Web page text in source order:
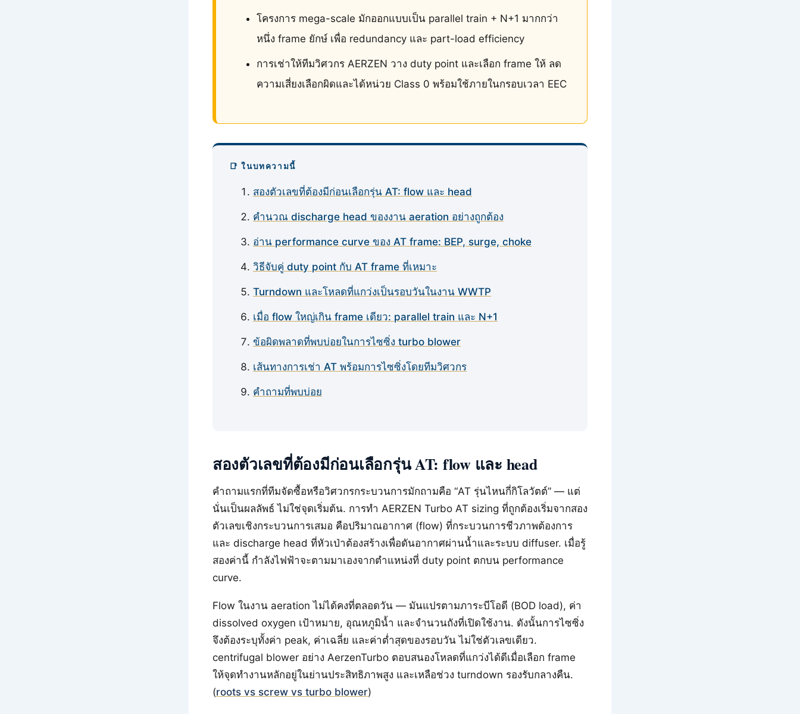
โครงการ mega-scale มักออกแบบเป็น parallel train + N+1 มากกว่า
หนึ่ง frame ยักษ์ เพื่อ redundancy และ part-load efficiency
การเช่าให้ทีมวิศวกร AERZEN วาง duty point และเลือก frame ให้ ลด
ความเสี่ยงเลือกผิดและได้หน่วย Class 0 พร้อมใช้ภายในกรอบเวลา EEC
📑 ในบทความนี้
สองตัวเลขที่ต้องมีก่อนเลือกรุ่น AT: flow และ head
คำนวณ discharge head ของงาน aeration อย่างถูกต้อง
อ่าน performance curve ของ AT frame: BEP, surge, choke
วิธีจับคู่ duty point กับ AT frame ที่เหมาะ
Turndown และโหลดที่แกว่งเป็นรอบวันในงาน WWTP
เมื่อ flow ใหญ่เกิน frame เดียว: parallel train และ N+1
ข้อผิดพลาดที่พบบ่อยในการไซซิ่ง turbo blower
เส้นทางการเช่า AT พร้อมการไซซิ่งโดยทีมวิศวกร
คำถามที่พบบ่อย
สองตัวเลขที่ต้องมีก่อนเลือกรุ่น AT: flow และ head
คำถามแรกที่ทีมจัดซื้อหรือวิศวกรกระบวนการมักถามคือ “AT รุ่นไหนกี่กิโลวัตต์” — แต่
นั่นเป็นผลลัพธ์ ไม่ใช่จุดเริ่มต้น. การทำ AERZEN Turbo AT sizing ที่ถูกต้องเริ่มจากสอง
ตัวเลขเชิงกระบวนการเสมอ คือปริมาณอากาศ (flow) ที่กระบวนการชีวภาพต้องการ
และ discharge head ที่หัวเป่าต้องสร้างเพื่อดันอากาศผ่านน้ำและระบบ diffuser. เมื่อรู้
สองค่านี้ กำลังไฟฟ้าจะตามมาเองจากตำแหน่งที่ duty point ตกบน performance
curve.
Flow ในงาน aeration ไม่ได้คงที่ตลอดวัน — มันแปรตามภาระบีโอดี (BOD load), ค่า
dissolved oxygen เป้าหมาย, อุณหภูมิน้ำ และจำนวนถังที่เปิดใช้งาน. ดังนั้นการไซซิ่ง
จึงต้องระบุทั้งค่า peak, ค่าเฉลี่ย และค่าต่ำสุดของรอบวัน ไม่ใช่ตัวเลขเดียว.
centrifugal blower อย่าง AerzenTurbo ตอบสนองโหลดที่แกว่งได้ดีเมื่อเลือก frame
ให้จุดทำงานหลักอยู่ในย่านประสิทธิภาพสูง และเหลือช่วง turndown รองรับกลางคืน.
(roots vs screw vs turbo blower)